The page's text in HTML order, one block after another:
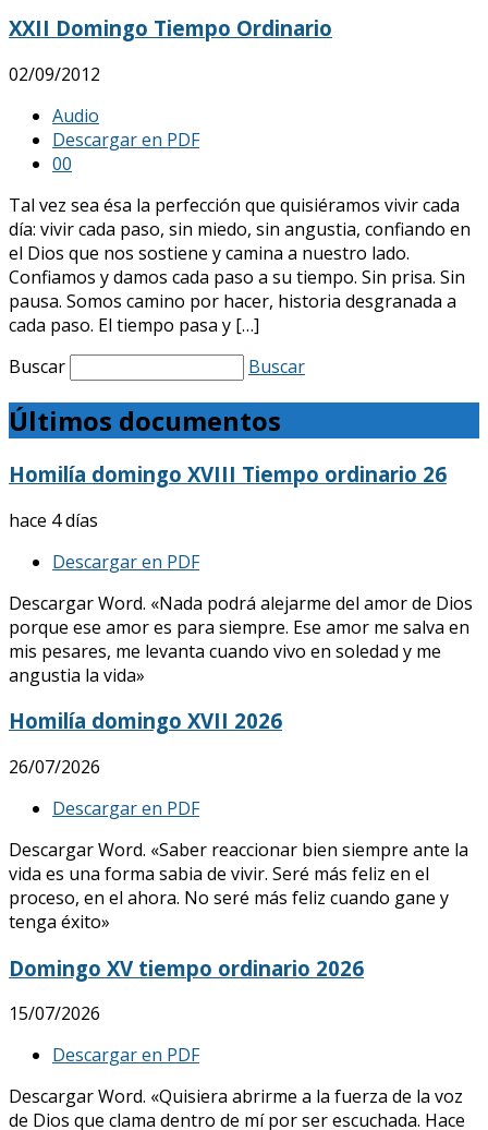
XXII Domingo Tiempo Ordinario
02/09/2012
Audio
Descargar en PDF
00
Tal vez sea ésa la perfección que quisiéramos vivir cada
día: vivir cada paso, sin miedo, sin angustia, confiando en
el Dios que nos sostiene y camina a nuestro lado.
Confiamos y damos cada paso a su tiempo. Sin prisa. Sin
pausa. Somos camino por hacer, historia desgranada a
cada paso. El tiempo pasa y […]
Buscar
Buscar
Últimos documentos
Homilía domingo XVIII Tiempo ordinario 26
hace 4 días
Descargar en PDF
Descargar Word. «Nada podrá alejarme del amor de Dios
porque ese amor es para siempre. Ese amor me salva en
mis pesares, me levanta cuando vivo en soledad y me
angustia la vida»
Homilía domingo XVII 2026
26/07/2026
Descargar en PDF
Descargar Word. «Saber reaccionar bien siempre ante la
vida es una forma sabia de vivir. Seré más feliz en el
proceso, en el ahora. No seré más feliz cuando gane y
tenga éxito»
Domingo XV tiempo ordinario 2026
15/07/2026
Descargar en PDF
Descargar Word. «Quisiera abrirme a la fuerza de la voz
de Dios que clama dentro de mí por ser escuchada. Hace